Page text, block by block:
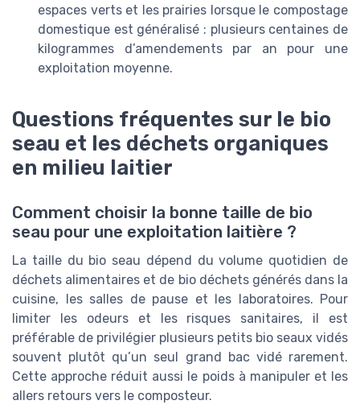
espaces verts et les prairies lorsque le compostage
domestique est généralisé : plusieurs centaines de
kilogrammes d’amendements par an pour une
exploitation moyenne.
Questions fréquentes sur le bio
seau et les déchets organiques
en milieu laitier
Comment choisir la bonne taille de bio
seau pour une exploitation laitière ?
La taille du bio seau dépend du volume quotidien de
déchets alimentaires et de bio déchets générés dans la
cuisine, les salles de pause et les laboratoires. Pour
limiter les odeurs et les risques sanitaires, il est
préférable de privilégier plusieurs petits bio seaux vidés
souvent plutôt qu’un seul grand bac vidé rarement.
Cette approche réduit aussi le poids à manipuler et les
allers retours vers le composteur.